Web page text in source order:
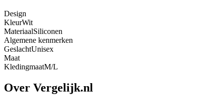
Design
KleurWit
MateriaalSiliconen
Algemene kenmerken
GeslachtUnisex
Maat
KledingmaatM/L
Over Vergelijk.nl